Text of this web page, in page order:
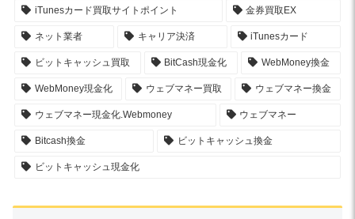
iTunesカード買取サイトポイント 金券買取EX
ネット業者 キャリア決済 iTunesカード
ビットキャッシュ買取 BitCash現金化 WebMoney換金
WebMoney現金化 ウェブマネー買取 ウェブマネー換金
ウェブマネー現金化.Webmoney ウェブマネー
Bitcash換金 ビットキャッシュ換金
ビットキャッシュ現金化